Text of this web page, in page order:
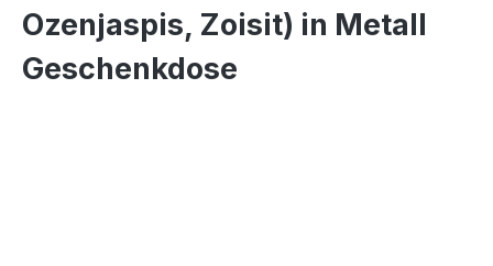
Ozenjaspis, Zoisit) in Metall
Geschenkdose